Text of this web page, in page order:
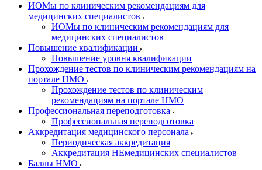
ИОМы по клиническим рекомендациям для
медицинских специалистов
ИОМы по клиническим рекомендациям для
медицинских специалистов
Повышение квалификации
Повышение уровня квалификации
Прохождение тестов по клиническим рекомендациям на
портале НМО
Прохождение тестов по клиническим
рекомендациям на портале НМО
Профессиональная переподготовка
Профессиональная переподготовка
Аккредитация медицинского персонала
Периодическая аккредитация
Аккредитация НЕмедицинских специалистов
Баллы НМО